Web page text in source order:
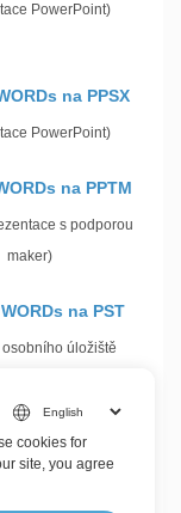
PowerPoint)
na PPSX
PowerPoint)
na PPTM
s podporou
maker)
na PST
úložiště
cookies for
site, you agree